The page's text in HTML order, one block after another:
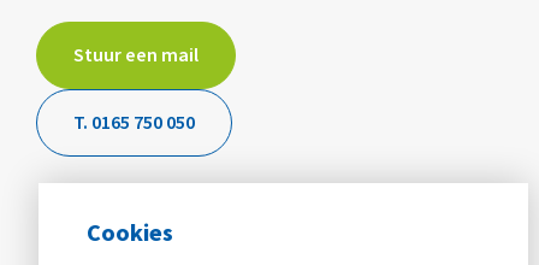
Cookies
Stuur een mail
T. 0165 750 050